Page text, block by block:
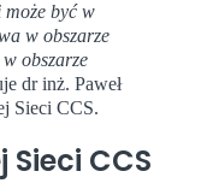
być w
w obszarze
obszarze
dr inż. Paweł
Sieci CCS.
CCS